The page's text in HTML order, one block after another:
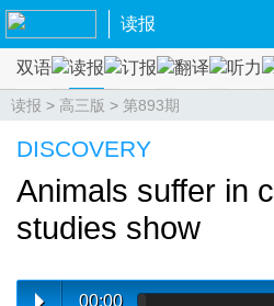
读报
双语 读报 订报 翻译 听力
读报 > 高三版 > 第893期
DISCOVERY
Animals suffer in
studies show
00:00